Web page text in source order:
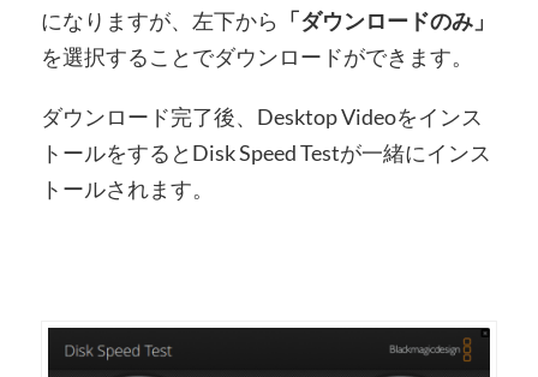
になりますが、左下から 「ダウンロードのみ」
を選択することでダウンロードができます。
ダウンロード完了後、Desktop Videoをインス
トールをするとDisk Speed Testが一緒にインス
トールされます。